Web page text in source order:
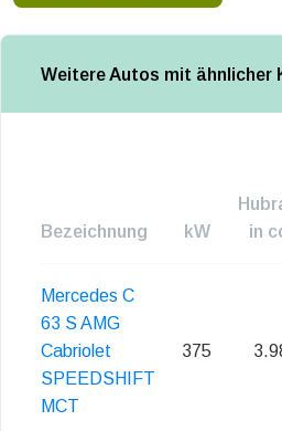
Weitere Autos mit ähnlicher
Bezeichnung kW
in
Mercedes C
63 S AMG
Cabriolet
SPEEDSHIFT
MCT
375